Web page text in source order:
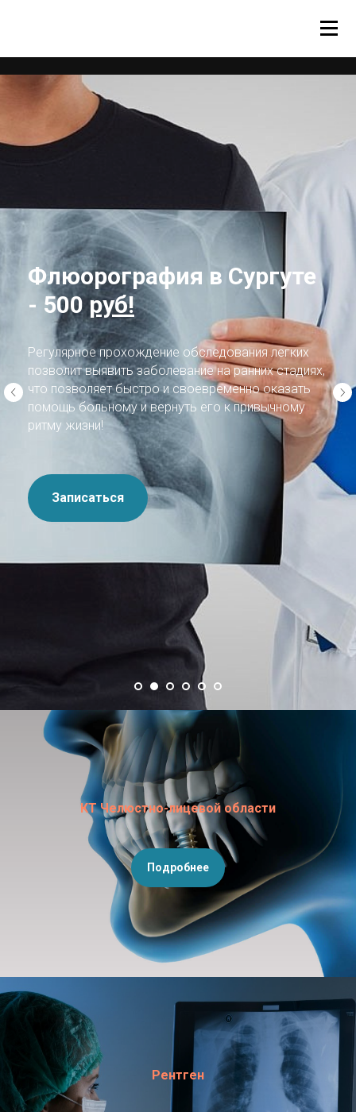
Новая услуга!
4D Анализ позвоночника
и осанки
Полный без лучевой анализ движения всей
скелетно-мышечной системы, помогает
разобраться, почему что-то болит, и что с этим
делать!
Работаем на современном оборудовании: DIERS
КТ Челюстно-лицевой области
Подробнее
Рентген